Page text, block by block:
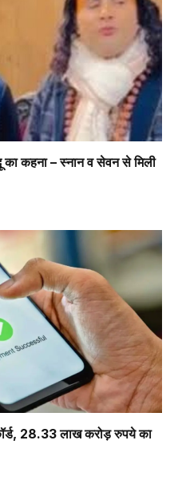
का कहना – स्नान व सेवन से मिली
28.33 लाख करोड़ रुपये का